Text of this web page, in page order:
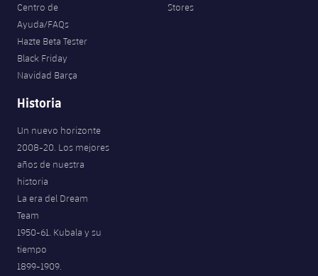
Centro de
Ayuda/FAQs
Hazte Beta Tester
Black Friday
Navidad Barça
Stores
Historia
Un nuevo horizonte
2008-20. Los mejores
años de nuestra
historia
La era del Dream
Team
1950-61. Kubala y su
tiempo
1899-1909.